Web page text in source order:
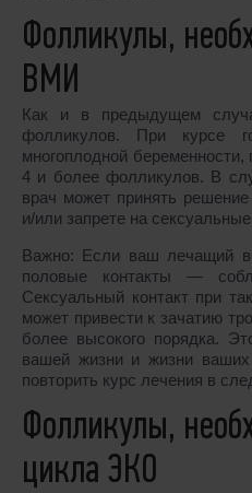
Фолликулы,
ВМИ
Как и в предыдущем
фолликулов. При курсе
многоплодной
4 и более фолликулов. В
врач может принять
и/или запрете на
Важно: Если ваш лечащий
половые контакты ―
Сексуальный контакт при
может привести к зачатию
более высокого порядка.
вашей жизни и жизни
повторить курс лечения в
Фолликулы,
цикла ЭКО